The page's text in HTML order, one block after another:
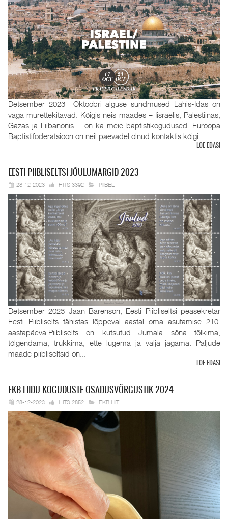
Detsember 2023 Oktoobri alguse sündmused Lähis-Idas on
väga murettekitavad. Kõigis neis maades – Iisraelis, Palestiinas,
Gazas ja Liibanonis – on ka meie baptistikogudused. Euroopa
Baptistiföderatsioon on neil päevadel olnud kontaktis kõigi...
LOE EDASI
EESTI PIIBLISELTSI JÕULUMARGID 2023
28-12-2023 HITS:3392 PIIBEL
Detsember 2023 Jaan Bärenson, Eesti Piibliseltsi peasekretär
Eesti Piibliselts tähistas lõppeval aastal oma asutamise 210.
aastapäeva.Piibliselts on kutsutud Jumala sõna tõlkima,
tõlgendama, trükkima, ette lugema ja välja jagama. Paljude
maade piibliseltsid on...
LOE EDASI
EKB LIIDU KOGUDUSTE OSADUSVÕRGUSTIK 2024
28-12-2023 HITS:2852 EKB LIIT